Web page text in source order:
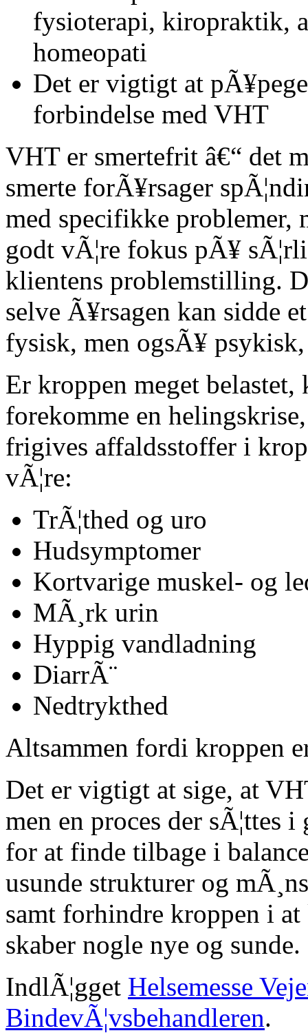
fysioterapi, kiropraktik,
homeopati
Det er vigtigt at
forbindelse med VHT
VHT er smertefrit â€“ det
smerte forÃ¥rsager
med specifikke problemer,
godt vÃ¦re fokus pÃ¥
klientens problemstilling.
selve Ã¥rsagen kan sidde
fysisk, men ogsÃ¥
Er kroppen meget
forekomme en
frigives affaldsstoffer i
vÃ¦re:
TrÃ¦thed og uro
Hudsymptomer
Kortvarige muskel- og
MÃ¸rk urin
Hyppig vandladning
DiarrÃ¨
Nedtrykthed
Altsammen fordi kroppen
Det er vigtigt at sige, at
men en proces der sÃ¦ttes
for at finde tilbage i
usunde strukturer og
samt forhindre kroppen i
skaber nogle nye og sunde.
IndlÃ¦gget Helsemesse
BindevÃ¦vsbehandleren.